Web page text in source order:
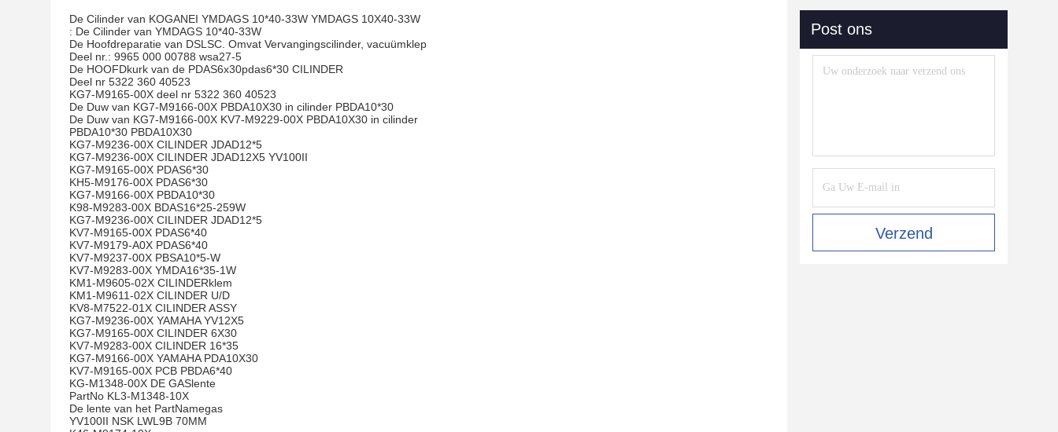
De Cilinder van KOGANEI YMDAGS 10*40-33W YMDAGS 10X40-33W
: De Cilinder van YMDAGS 10*40-33W
De Hoofdreparatie van DSLSC. Omvat Vervangingscilinder, vacuümklep
Deel nr.: 9965 000 00788 wsa27-5
De HOOFDkurk van de PDAS6x30pdas6*30 CILINDER
Deel nr 5322 360 40523
KG7-M9165-00X deel nr 5322 360 40523
De Duw van KG7-M9166-00X PBDA10X30 in cilinder PBDA10*30
De Duw van KG7-M9166-00X KV7-M9229-00X PBDA10X30 in cilinder
PBDA10*30 PBDA10X30
KG7-M9236-00X CILINDER JDAD12*5
KG7-M9236-00X CILINDER JDAD12X5 YV100II
KG7-M9165-00X PDAS6*30
KH5-M9176-00X PDAS6*30
KG7-M9166-00X PBDA10*30
K98-M9283-00X BDAS16*25-259W
KG7-M9236-00X CILINDER JDAD12*5
KV7-M9165-00X PDAS6*40
KV7-M9179-A0X PDAS6*40
KV7-M9237-00X PBSA10*5-W
KV7-M9283-00X YMDA16*35-1W
KM1-M9605-02X CILINDERklem
KM1-M9611-02X CILINDER U/D
KV8-M7522-01X CILINDER ASSY
KG7-M9236-00X YAMAHA YV12X5
KG7-M9165-00X CILINDER 6X30
KV7-M9283-00X CILINDER 16*35
KG7-M9166-00X YAMAHA PDA10X30
KV7-M9165-00X PCB PBDA6*40
KG-M1348-00X DE GASlente
PartNo KL3-M1348-10X
De lente van het PartNamegas
YV100II NSK LWL9B 70MM
Post ons
Verzend